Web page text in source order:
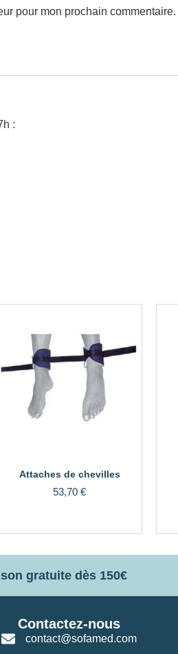
pour mon prochain commentaire.
:
Attaches de chevilles
53,70 €
gratuite dès 150€
Contactez-nous
contact@sofamed.com